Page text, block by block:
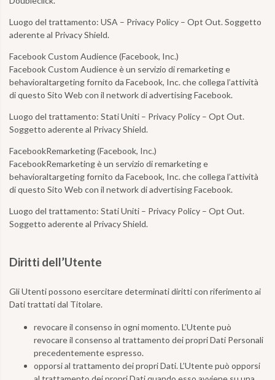
Luogo del trattamento: USA – Privacy Policy – Opt Out. Soggetto
aderente al Privacy Shield.
Facebook Custom Audience (Facebook, Inc.)
Facebook Custom Audience è un servizio di remarketing e
behavioraltargeting fornito da Facebook, Inc. che collega l’attività
di questo Sito Web con il network di advertising Facebook.
Luogo del trattamento: Stati Uniti – Privacy Policy – Opt Out.
Soggetto aderente al Privacy Shield.
FacebookRemarketing (Facebook, Inc.)
FacebookRemarketing è un servizio di remarketing e
behavioraltargeting fornito da Facebook, Inc. che collega l’attività
di questo Sito Web con il network di advertising Facebook.
Luogo del trattamento: Stati Uniti – Privacy Policy – Opt Out.
Soggetto aderente al Privacy Shield.
Diritti dell’Utente
Gli Utenti possono esercitare determinati diritti con riferimento ai
Dati trattati dal Titolare.
revocare il consenso in ogni momento. L’Utente può
revocare il consenso al trattamento dei propri Dati Personali
precedentemente espresso.
opporsi al trattamento dei propri Dati. L’Utente può opporsi